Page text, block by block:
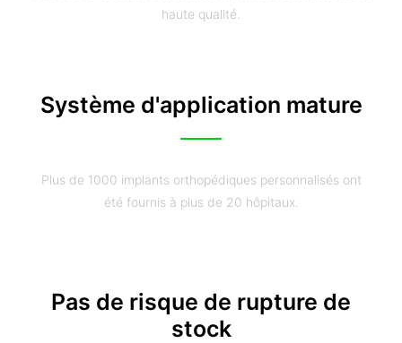
haute qualité.
Système d'application mature
Plus de 1000 implants orthopédiques personnalisés ont
été fournis à plus de 20 hôpitaux.
Pas de risque de rupture de
stock